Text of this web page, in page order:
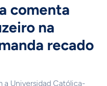
comenta
na
recado
a Universidad Católica-